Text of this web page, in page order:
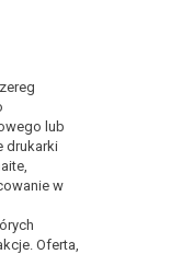
lub
drukarki
w
Oferta,